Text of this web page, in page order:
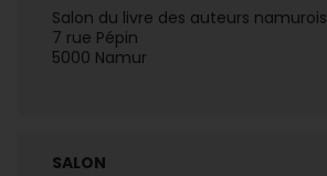
Salon du livre des auteurs namurois
7 rue Pépin
5000 Namur
SALON